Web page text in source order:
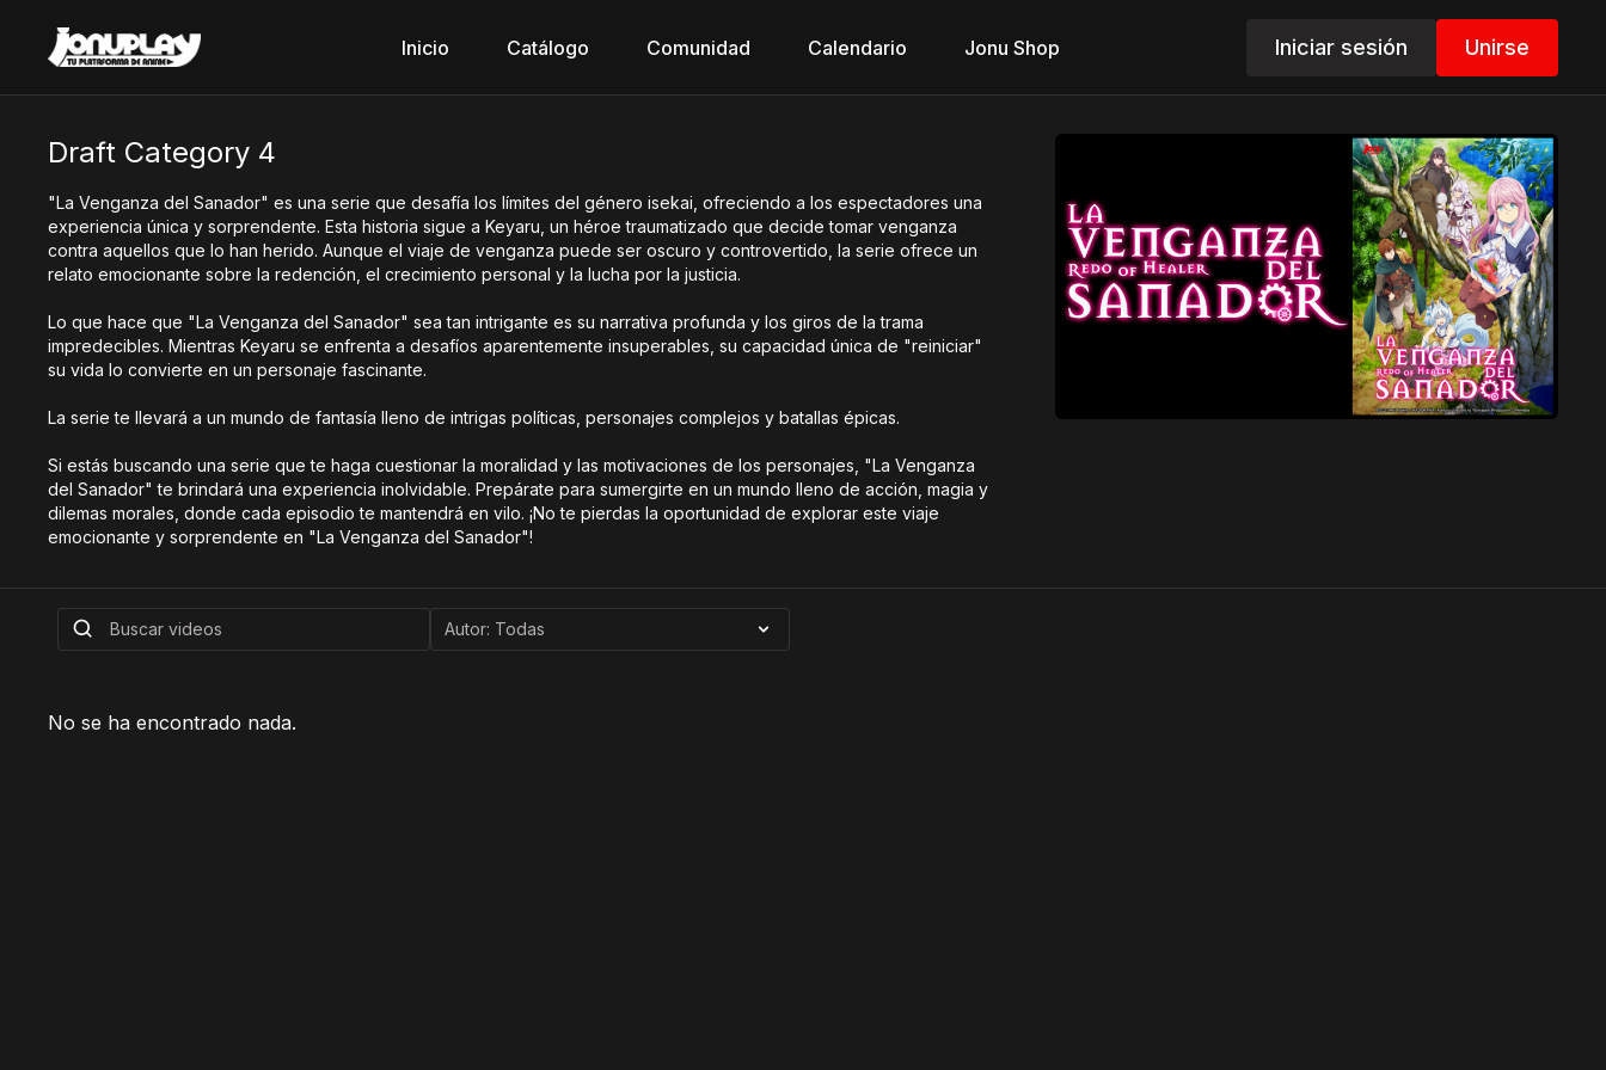
Inicio Catálogo Comunidad Calendario Jonu Shop Iniciar sesión Unirse
Draft Category 4
"La Venganza del Sanador" es una serie que desafía los límites del género isekai, ofreciendo a los espectadores una
experiencia única y sorprendente. Esta historia sigue a Keyaru, un héroe traumatizado que decide tomar venganza
contra aquellos que lo han herido. Aunque el viaje de venganza puede ser oscuro y controvertido, la serie ofrece un
relato emocionante sobre la redención, el crecimiento personal y la lucha por la justicia.
Lo que hace que "La Venganza del Sanador" sea tan intrigante es su narrativa profunda y los giros de la trama
impredecibles. Mientras Keyaru se enfrenta a desafíos aparentemente insuperables, su capacidad única de "reiniciar"
su vida lo convierte en un personaje fascinante.
La serie te llevará a un mundo de fantasía lleno de intrigas políticas, personajes complejos y batallas épicas.
Si estás buscando una serie que te haga cuestionar la moralidad y las motivaciones de los personajes, "La Venganza
del Sanador" te brindará una experiencia inolvidable. Prepárate para sumergirte en un mundo lleno de acción, magia y
dilemas morales, donde cada episodio te mantendrá en vilo. ¡No te pierdas la oportunidad de explorar este viaje
emocionante y sorprendente en "La Venganza del Sanador"!
No se ha encontrado nada.